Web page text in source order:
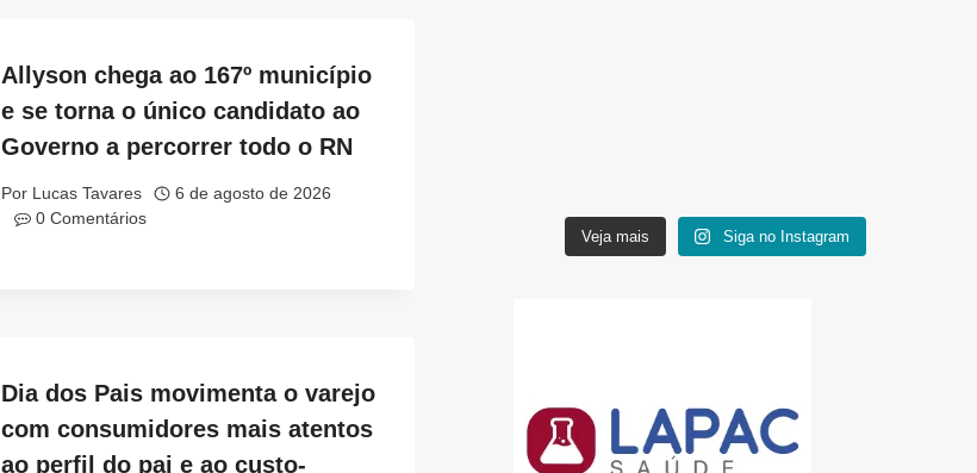
Allyson chega ao 167º município
e se torna o único candidato ao
Governo a percorrer todo o RN
Por Lucas Tavares
6 de agosto de 2026
0 Comentários
Dia dos Pais movimenta o varejo
com consumidores mais atentos
ao perfil do pai e ao custo-
Veja mais Siga no Instagram